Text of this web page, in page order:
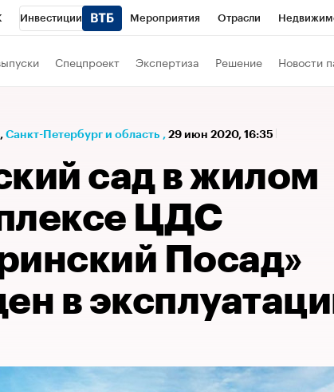
Инвестиции Мероприятия Отрасли
Проверка контрагентов
Спецпроект Экспертиза Решение Новости
⁠, Санкт-Петербург и область , 29 июн 2020, 16:35
сад в жилом
ЦДС
Посад»
в